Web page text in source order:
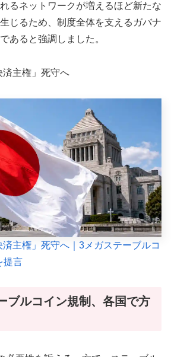
るネットワークが増えるほど新たな
じるため、制度全体を支えるガバナ
あると強調しました。
済主権」死守へ
主権」死守へ｜3メガステーブルコ
提言
ブルコイン規制、各国で方